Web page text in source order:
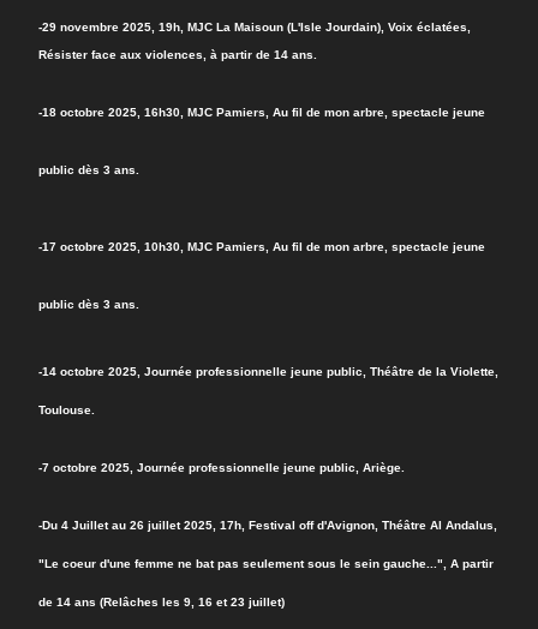
-29 novembre 2025, 19h, MJC La Maisoun (L'Isle Jourdain), Voix éclatées,
Résister face aux violences, à partir de 14 ans.
-18 octobre 2025, 16h30, MJC Pamiers, Au fil de mon arbre, spectacle jeune
public dès 3 ans.
-17 octobre 2025, 10h30, MJC Pamiers, Au fil de mon arbre, spectacle jeune
public dès 3 ans.
-14 octobre 2025, Journée professionnelle jeune public, Théâtre de la Violette,
Toulouse.
-7 octobre 2025, Journée professionnelle jeune public, Ariège.
-Du 4 Juillet au 26 juillet 2025, 17h, Festival off d'Avignon, Théâtre Al Andalus,
"Le coeur d'une femme ne bat pas seulement sous le sein gauche...", A partir
de 14 ans (Relâches les 9, 16 et 23 juillet)